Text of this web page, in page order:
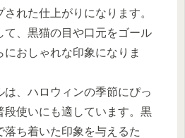
れた仕上がりになります。
て、黒猫の目や口元をゴール
におしゃれな印象になりま
、ハロウィンの季節にぴっ
段使いにも適しています。黒
ち着いた印象を与えるた